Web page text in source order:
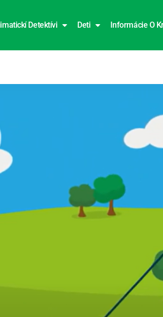
Detektívi Deti Informácie O